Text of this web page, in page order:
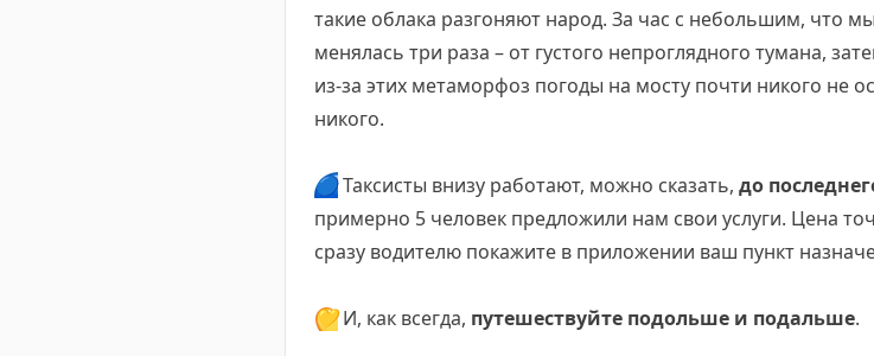
такие облака разгоняют народ. За час с небольшим, что
менялась три раза – от густого непроглядного тумана,
из-за этих метаморфоз погоды на мосту почти никого не
никого.
🔵Таксисты внизу работают, можно сказать, до
примерно 5 человек предложили нам свои услуги. Цена
сразу водителю покажите в приложении ваш пункт
💛И, как всегда, путешествуйте подольше и подальше.